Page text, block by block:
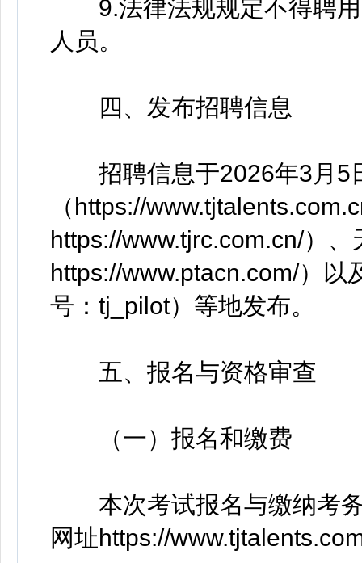
9.法律法规规定不得聘用
人员。
四、发布招聘信息
招聘信息于2026年3月5
（https://
https://www.tjrc.com.cn/）
https://www.ptacn.com/）以
号：tj_pilot）等地发布。
五、报名与资格审查
（一）报名和缴费
本次考试报名与缴纳考务
网址https://